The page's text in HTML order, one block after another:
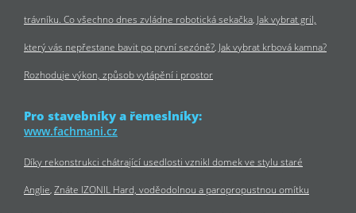
trávníku. Co všechno dnes zvládne robotická sekačka Jak vybrat gril,
který vás nepřestane bavit po první sezóně? Jak vybrat krbová kamna?
Rozhoduje výkon, způsob vytápění i prostor
Pro stavebníky a řemeslníky:
www.fachmani.cz
Díky rekonstrukci chátrající usedlosti vznikl domek ve stylu staré
Anglie Znáte IZONIL Hard, voděodolnou a paropropustnou omítku